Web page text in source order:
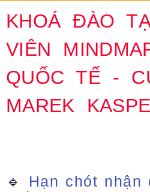
KHOÁ ĐÀO
VIÊN
QUỐC TẾ -
MAREK
🔹 Hạn chót nhận